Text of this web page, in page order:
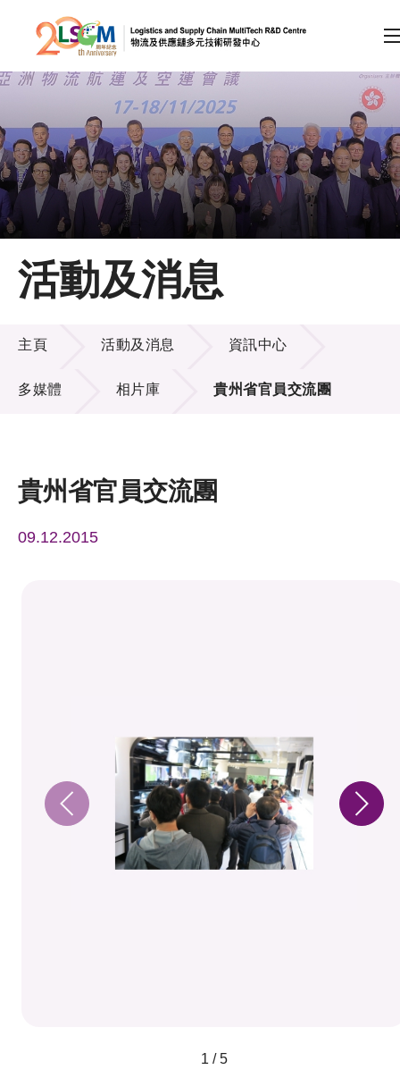
跳到內容（按回車鍵）
會員登入
A A EN 繁 简
主頁
關於LSCM
技術商品化
項目及資助計劃
活動及消息
活動及消息
活動及消息
主頁 活動及消息 資訊中心
多媒體 相片庫 貴州省官員交流團
貴州省官員交流團
09.12.2015
1 / 5